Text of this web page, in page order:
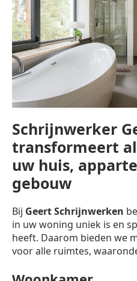
Schrijnwerker
transformeert
uw huis,
gebouw
Bij Geert Schrijnwerken
in uw woning uniek is en
heeft. Daarom bieden we
voor alle ruimtes,